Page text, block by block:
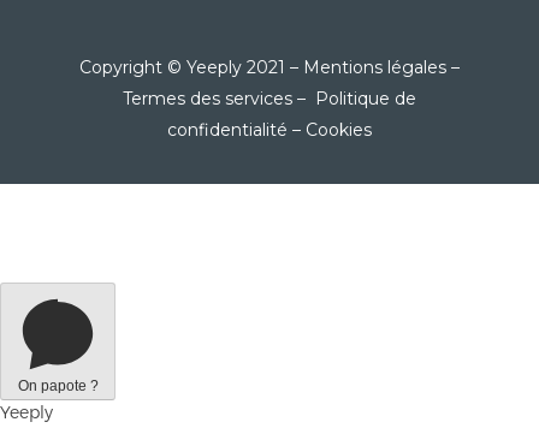
Copyright © Yeeply 2021 – Mentions légales –
Termes des services – Politique de
confidentialité – Cookies
On papote ?
Yeeply